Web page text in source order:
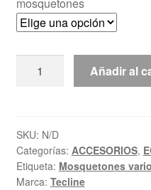
varios
Añadir al
SKU: N/D
Categorías: ACCESORIOS,
Etiqueta: Mosquetones
Marca: Tecline